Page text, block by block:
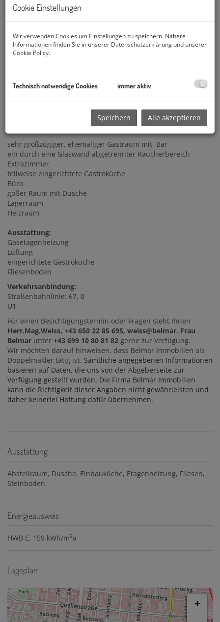
Beschreibung
Das Lokal ist leicht renovierungsbedürftig aber in
sehr großzügiger, ehemaliger Gastraum mit Bar
ein durch eine Glaswand abgetrennter Raucherbereich
Extrazimmer
teilweise eingerichtete Gastroküche
Büro
goßer Raum mit Dusche
Lagerraum
Heizraum
Ausstattung:
Gasetagenheizung
Lüftung
eingerichtete Gastroküche
Fliesenboden
Verkehrsanbindung:
Straßenbahnlinie: 67, 0
U1
Für einen Besichtigungstermin oder Fragen steht Ihnen
Herr.Mag.Weiss, +43 650 22 85 695, weiss@belmar, Frau
Belmar unter +43 699 10 80 81 82 gerne zur Verfügung.
Wir möchten darauf hinweisen, dass Belmar Immobilien als
Doppelmakler tätig ist. Sämtliche angegebenen Informationen
basieren auf Daten, die uns von der Abgeberseite zur
Verfügung gestellt wurden. Die Firma Belmar Immobilien
kann die Richtigkeit dieser Angaben nicht gewährleisten und
daher keinerlei Haftung dafür übernehmen.
Ausstattung
Abstellraum Dusche Einbauküche Etagenheizung Fliesen
Steinboden
Energieausweis
HWB E, 159 kWh/m2a
Lageplan
+
Cookie Einstellungen
Wir verwenden Cookies um Einstellungen zu speichern. Nähere
Informationen finden Sie in unserer Datenschutzerklärung und unserer
Cookie Policy.
Technisch notwendige Cookies immer aktiv
Speichern Alle akzeptieren